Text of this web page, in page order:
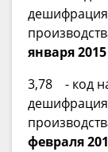
января
3,78 - код
февраля